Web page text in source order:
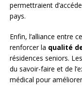
permettraient
pays.
Enfin, l’alliance entre
renforcer la qualité
résidences seniors.
du savoir-faire et de
médical pour